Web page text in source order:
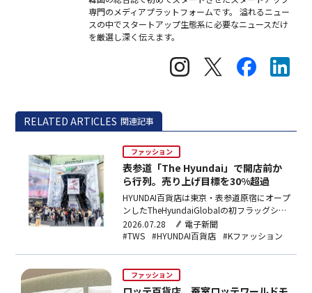
専門のメディアプラットフォームです。 溢れるニュー
スの中でスタートアップ生態系に必要なニュースだけ
を厳選し深く伝えます。
RELATED ARTICLES 関連記事
ファッション
表参道「The Hyundai」で開店前か
ら行列。売り上げ目標を30%超過
HYUNDAI百貨店は東京・表参道原宿にオープ
ンしたTheHyundaiGlobalの初フラッグシッ
プ店で、20〜30代来店客がオープン前比5倍
超に増加し、売り上げ目標を30%以上超過達
回を突破した。
2026.07.28
電子新聞
#TWS #HYUNDAI百貨店 #Kファッション
ファッション